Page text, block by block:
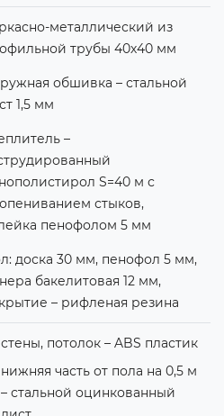
металлический из
трубы 40х40 мм
обшивка – стальной
1,5 мм
–
S=40 м с
стыков,
пенофолом 5 мм
доска 30 мм, пенофол 5 мм,
бакелитовая 12 мм,
– рифленая резина
стены, потолок – ABS пластик
нижняя часть от пола на 0,5 м
– стальной оцинкованный